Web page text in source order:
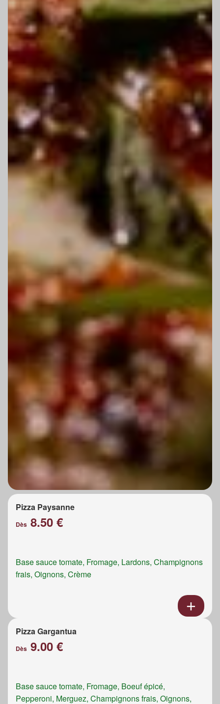
Pizza Paysanne
Dès 8.50 €
Base sauce tomate, Fromage, Lardons, Champignons
frais, Oignons, Crème
Pizza Gargantua
Dès 9.00 €
Base sauce tomate, Fromage, Boeuf épicé,
Pepperoni, Merguez, Champignons frais, Oignons,